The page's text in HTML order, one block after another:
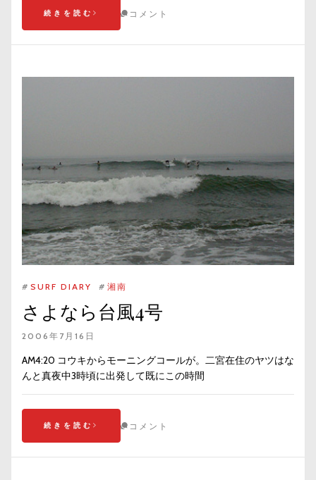
続きを読む コメント
# SURF DIARY # 湘南
さよなら台風4号
2006年7月16日
AM4:20 コウキからモーニングコールが。二宮在住のヤツはな
んと真夜中3時頃に出発して既にこの時間
続きを読む コメント